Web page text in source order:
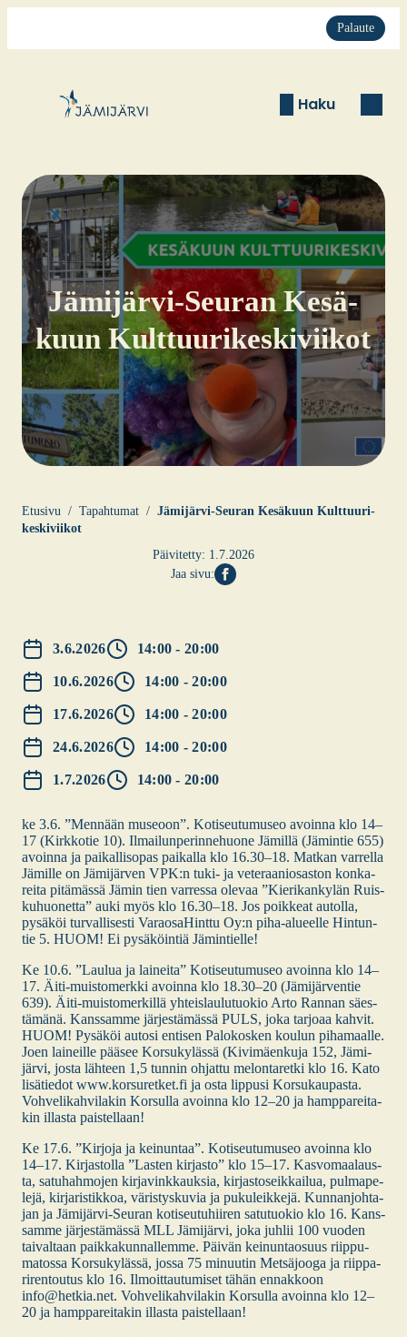
Palaute
Haku
Jämi­jär­vi-Seu­ran Kesä­
kuun Kult­tuu­ri­kes­ki­vii­kot
Etusi­vu Tapahtumat
Jämi­jär­vi-Seu­ran Kesä­kuun Kult­tuu­ri­
kes­ki­vii­kot
Päivitetty: 1.7.2026
Jaa sivu:
3.6.2026 14:00 - 20:00
10.6.2026 14:00 - 20:00
17.6.2026 14:00 - 20:00
24.6.2026 14:00 - 20:00
1.7.2026 14:00 - 20:00
ke 3.6. ”Men­nään museoon”. Koti­seu­tu­museo avoin­na klo 14–
17 (Kirk­ko­tie 10). Ilmai­lun­pe­rin­ne­huo­ne Jämil­lä (Jämin­tie 655)
avoin­na ja pai­kal­li­so­pas pai­kal­la klo 16.30–18. Mat­kan var­rel­la
Jämil­le on Jämi­jär­ven VPK:n tuki- ja vete­raa­nio­sas­ton kon­ka­
rei­ta pitä­mäs­sä Jämin tien var­res­sa ole­vaa ”Kie­ri­kan­ky­län Ruis­
ku­huo­net­ta” auki myös klo 16.30–18. Jos poik­keat autol­la,
pysä­köi tur­val­li­ses­ti Varao­sa­Hint­tu Oy:n piha-alu­eel­­le Hin­tun­
tie 5. HUOM! Ei pysä­köin­tiä Jämin­tiel­le!
Ke 10.6. ”Lau­lua ja lai­nei­ta” Koti­seu­tu­museo avoin­na klo 14–
17. Äiti-muis­­to­­merk­­ki avoin­na klo 18.30–20 (Jämi­jär­ven­tie
639). Äiti-muis­­to­­mer­­kil­­lä yhteis­lau­lu­tuo­kio Arto Ran­nan säes­
tä­mä­nä. Kans­sam­me jär­jes­tä­mäs­sä PULS, joka tar­jo­aa kah­vit.
HUOM! Pysä­köi auto­si enti­sen Palo­kos­ken kou­lun piha­maal­le.
Joen lai­neil­le pää­see Kor­su­ky­läs­sä (Kivi­mäen­ku­ja 152, Jämi­
jär­vi, jos­ta läh­teen 1,5 tun­nin ohjat­tu melon­ta­ret­ki klo 16. Kato
lisä­tie­dot www.korsuretket.fi ja osta lip­pusi Kor­su­kau­pas­ta.
Voh­ve­li­kah­vi­la­kin Kor­sul­la avoin­na klo 12–20 ja hamp­pa­rei­ta­
kin illas­ta pais­tel­laan!
Ke 17.6. ”Kir­jo­ja ja kei­nun­taa”. Koti­seu­tu­museo avoin­na klo
14–17. Kir­jas­tol­la ”Las­ten kir­jas­to” klo 15–17. Kas­vo­maa­laus­
ta, satu­hah­mo­jen kir­ja­vink­kauk­sia, kir­jas­to­seik­kai­lua, pul­ma­pe­
le­jä, kir­ja­ris­tik­koa, väris­tys­ku­via ja puku­leik­ke­jä. Kun­nan­joh­ta­
jan ja Jämi­­jär­­vi-Seu­­ran koti­seu­tu­hii­ren satu­tuo­kio klo 16. Kans­
sam­me jär­jes­tä­mäs­sä MLL Jämi­jär­vi, joka juh­lii 100 vuo­den
tai­val­taan paik­ka­kun­nal­lem­me. Päi­vän kei­nun­tao­suus riip­pu­
ma­tos­sa Kor­su­ky­läs­sä, jos­sa 75 minuu­tin Met­sä­joo­ga ja riip­pa­
ri­ren­tou­tus klo 16. Ilmoit­tau­tu­mi­set tähän ennak­koon
info@hetkia.net. Voh­ve­li­kah­vi­la­kin Kor­sul­la avoin­na klo 12–
20 ja hamp­pa­rei­ta­kin illas­ta pais­tel­laan!